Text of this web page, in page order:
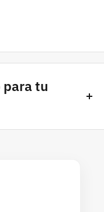
de su
para tu